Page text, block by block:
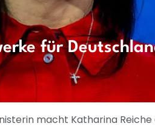
für
macht Katharina